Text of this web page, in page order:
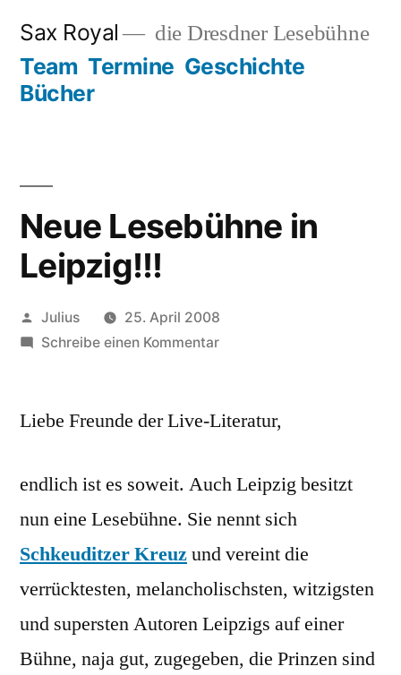
springen
Sax Royal die Dresdner Lesebühne
Team Termine Geschichte
Bücher
Neue Lesebühne in
Leipzig!!!
Veröffentlicht
von
Julius
25. April 2008
Schreibe einen Kommentarzu
in
Liebe Freunde der Live-Literatur,
endlich ist es soweit. Auch Leipzig besitzt
nun eine Lesebühne. Sie nennt sich
Schkeuditzer Kreuzund vereint die
verrücktesten, melancholischsten, witzigsten
und supersten Autoren Leipzigs auf einer
Bühne, naja gut, zugegeben, die Prinzen sind